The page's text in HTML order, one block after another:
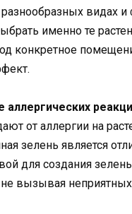
видах
именно те
конкретное
аллергических
от аллергии на
зелень является
для создания
не вызывая